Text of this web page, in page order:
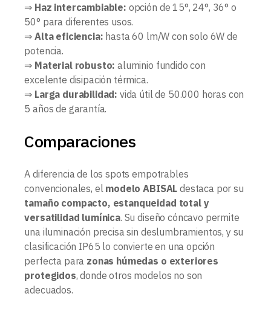
⇒ Haz intercambiable: opción de 15°, 24°, 36° o
50° para diferentes usos.
⇒ Alta eficiencia: hasta 60 lm/W con solo 6W de
potencia.
⇒ Material robusto: aluminio fundido con
excelente disipación térmica.
⇒ Larga durabilidad: vida útil de 50.000 horas con
5 años de garantía.
Comparaciones
A diferencia de los spots empotrables
convencionales, el modelo ABISAL destaca por su
tamaño compacto, estanqueidad total y
versatilidad lumínica. Su diseño cóncavo permite
una iluminación precisa sin deslumbramientos, y su
clasificación IP65 lo convierte en una opción
perfecta para zonas húmedas o exteriores
protegidos, donde otros modelos no son
adecuados.